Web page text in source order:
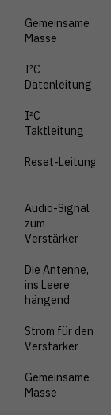
Gemeinsame
Masse
I²C
Datenleitung
I²C
Taktleitung
Reset-Leitung
Audio-Signal
zum
Verstärker
Die Antenne,
ins Leere
hängend
Strom für den
Verstärker
Gemeinsame
Masse